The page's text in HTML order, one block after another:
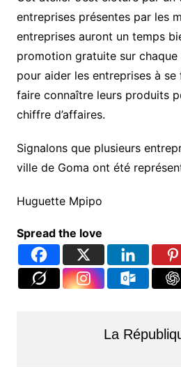
entreprises présentes par les
entreprises auront un temps
promotion gratuite sur chaque
pour aider les entreprises à
faire connaître leurs produits
chiffre d’affaires.
Signalons que plusieurs
ville de Goma ont été
Huguette Mpipo
Spread the love
La